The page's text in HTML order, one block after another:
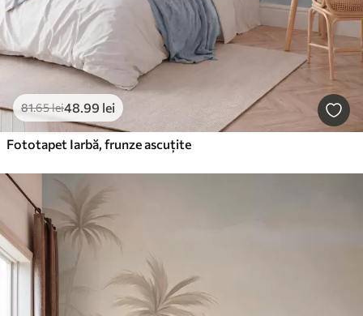
81.65lei48.99 lei
Fototapet Iarbă, frunze ascuțite